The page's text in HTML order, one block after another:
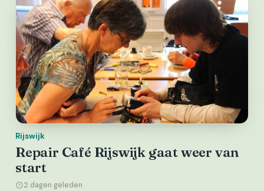
Rijswijk
Repair Café Rijswijk gaat weer van
start
2 dagen geleden